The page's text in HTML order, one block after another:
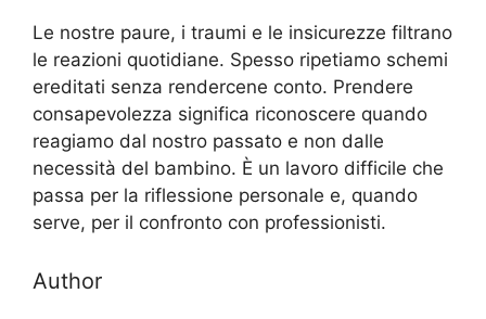
Le nostre paure, i traumi e le insicurezze filtrano
le reazioni quotidiane. Spesso ripetiamo schemi
ereditati senza rendercene conto. Prendere
consapevolezza significa riconoscere quando
reagiamo dal nostro passato e non dalle
necessità del bambino. È un lavoro difficile che
passa per la riflessione personale e, quando
serve, per il confronto con professionisti.
Author